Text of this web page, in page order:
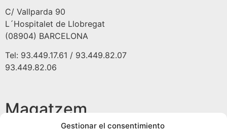
Gestionar el consentimiento
C/ Vallparda 90
L´Hospitalet de Llobregat
(08904) BARCELONA
Tel: 93.449.17.61 / 93.449.82.07
93.449.82.06
Magatzem